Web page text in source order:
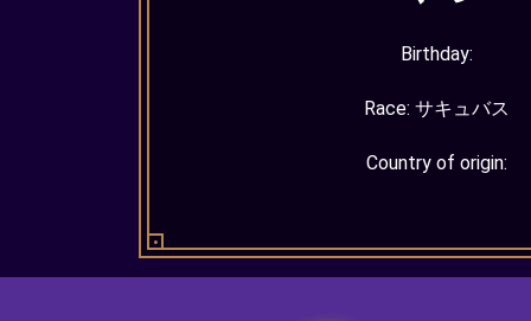
Birthday:
Race: サキュバス
Country of origin: